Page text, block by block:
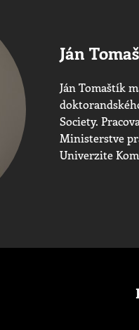
Ján
Ján Tomaštík
Society.
Ministerstve
Univerzite